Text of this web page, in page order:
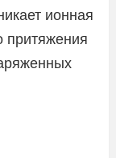
ионная
притяжения